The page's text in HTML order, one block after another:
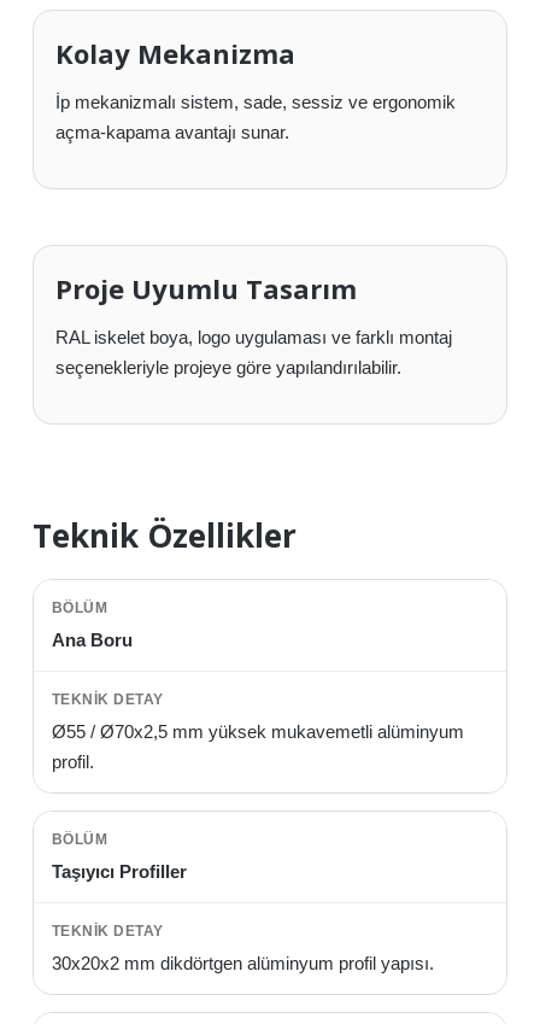
Kolay Mekanizma
İp mekanizmalı sistem, sade, sessiz ve ergonomik
açma-kapama avantajı sunar.
Proje Uyumlu Tasarım
RAL iskelet boya, logo uygulaması ve farklı montaj
seçenekleriyle projeye göre yapılandırılabilir.
Teknik Özellikler
Ana Boru
Ø55 / Ø70x2,5 mm yüksek mukavemetli alüminyum
profil.
Taşıyıcı Profiller
30x20x2 mm dikdörtgen alüminyum profil yapısı.